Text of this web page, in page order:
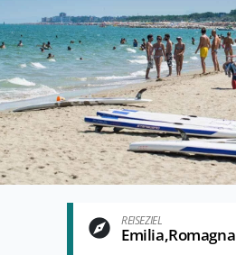
REISEZIEL
Emilia,Romagna